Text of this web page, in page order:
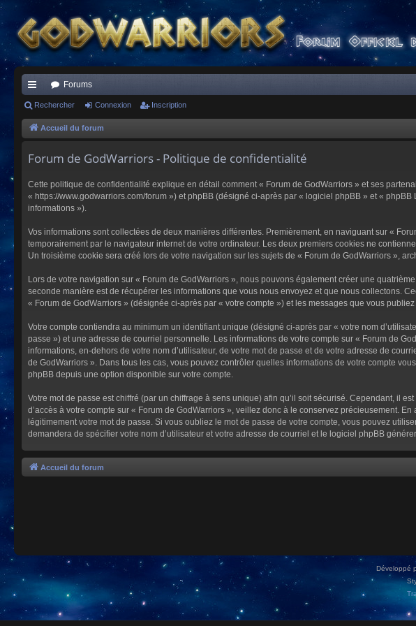
ac
co
s
Forums
Rechercher Connexion Inscription
Accueil du forum
Forum de GodWarriors - Politique de confidentialité
Cette politique de confidentialité explique en détail comment « Forum de GodWarriors » et ses
« https://www.godwarriors.com/forum ») et phpBB (désigné ci-après par « logiciel phpBB » et «
informations »).
Vos informations sont collectées de deux manières différentes. Premièrement, en naviguant sur «
temporairement par le navigateur internet de votre ordinateur. Les deux premiers cookies ne
Un troisième cookie sera créé lors de votre navigation sur les sujets de « Forum de GodWarriors »,
Lors de votre navigation sur « Forum de GodWarriors », nous pouvons également créer une
seconde manière est de récupérer les informations que vous nous envoyez et que nous collectons.
« Forum de GodWarriors » (désignée ci-après par « votre compte ») et les messages que vous
Votre compte contiendra au minimum un identifiant unique (désigné ci-après par « votre nom
passe ») et une adresse de courriel personnelle. Les informations de votre compte sur « Forum de
informations, en-dehors de votre nom d’utilisateur, de votre mot de passe et de votre adresse de
de GodWarriors ». Dans tous les cas, vous pouvez contrôler quelles informations de votre compte
phpBB depuis une option disponible sur votre compte.
Votre mot de passe est chiffré (par un chiffrage à sens unique) afin qu’il soit sécurisé. Cependant, il
d’accès à votre compte sur « Forum de GodWarriors », veillez donc à le conservez précieusement.
légitimement votre mot de passe. Si vous oubliez le mot de passe de votre compte, vous pouvez
demandera de spécifier votre nom d’utilisateur et votre adresse de courriel et le logiciel phpBB
Accueil du forum
Développé